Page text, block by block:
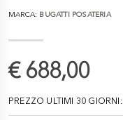
MARCA: BUGATTI POSATERIA
€ 688,00
PREZZO ULTIMI 30 GIORNI: